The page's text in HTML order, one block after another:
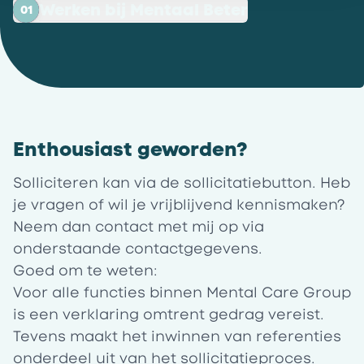
01
Enthousiast geworden?
Solliciteren kan via de sollicitatiebutton. Heb
je vragen of wil je vrijblijvend kennismaken?
Neem dan contact met mij op via
onderstaande contactgegevens.
Goed om te weten:
Voor alle functies binnen Mental Care Group
is een verklaring omtrent gedrag vereist.
Tevens maakt het inwinnen van referenties
onderdeel uit van het sollicitatieproces.